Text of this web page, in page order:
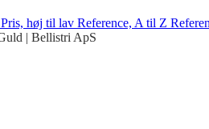
Pris, høj til lav Reference, A til Z